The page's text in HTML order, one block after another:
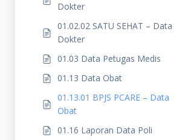
Dokter
01.02.02 SATU SEHAT – Data
Dokter
01.03 Data Petugas Medis
01.13 Data Obat
01.13.01 BPJS PCARE – Data
Obat
01.16 Laporan Data Poli